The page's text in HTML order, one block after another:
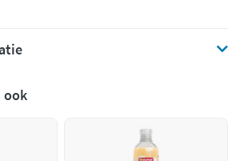
ook